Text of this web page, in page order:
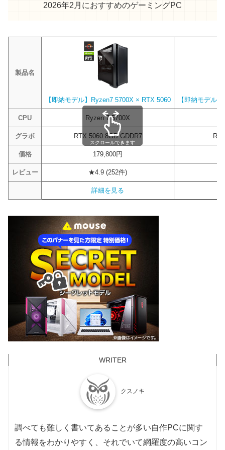
2026年2月におすすめのゲーミングPC
製品名
【即納モデル】Ryzen7 5700X × RTX 5060 【即納モデル
CPU Ryzen 7 5700X
グラボ RTX 5060 8GB GDDR7
価格 179,800円
レビュー ★4.9 (252件)
詳細を見る
スクロールできます
クスノキ
調べても難しく書いてあることが多い自作PCに関す
る情報をわかりやすく、それでいて網羅度の高いコン